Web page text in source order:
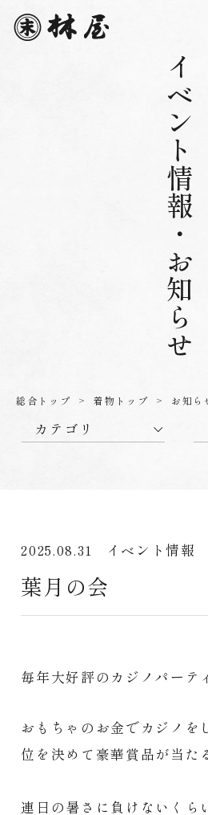
イベント情報・お知らせ
総合トップ 着物トップ お知ら
カテゴリ
2025.08.31 イベント情報
葉月の会
毎年大好評のカジノパーテ
おもちゃのお金でカジノを
位を決めて豪華賞品が当た
連日の暑さに負けないくら